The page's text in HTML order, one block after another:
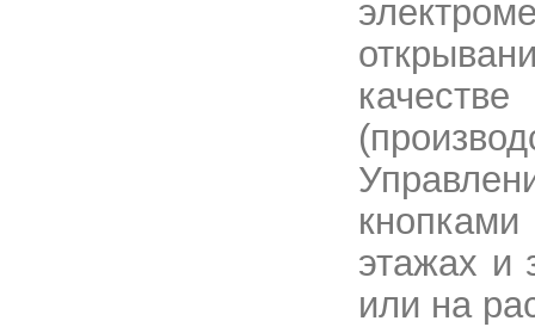
этажах и
или на